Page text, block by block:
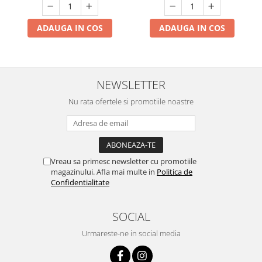
ADAUGA IN COS ADAUGA IN COS
NEWSLETTER
Nu rata ofertele si promotiile noastre
Vreau sa primesc newsletter cu promotiile
magazinului. Afla mai multe in Politica de
Confidentialitate
SOCIAL
Urmareste-ne in social media